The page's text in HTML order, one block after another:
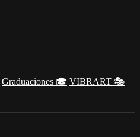
Graduaciones 🎓 VIBRART 🎭